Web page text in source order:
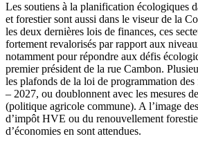
Les soutiens à la planification écologiques
et forestier sont aussi dans le viseur de la
les deux dernières lois de finances, ces
fortement revalorisés par rapport aux
notamment pour répondre aux défis
premier président de la rue Cambon.
les plafonds de la loi de programmation
– 2027, ou doublonnent avec les mesures
(politique agricole commune). A l’image
d’impôt HVE ou du renouvellement
d’économies en sont attendues.